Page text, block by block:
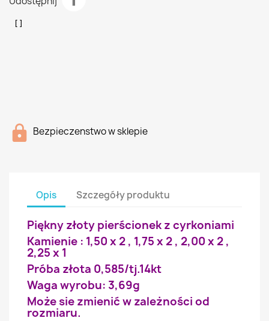
Bezpieczenstwo w sklepie
Opis Szczegóły produktu
Piękny złoty pierścionek z cyrkoniami
Kamienie : 1,50 x 2 , 1,75 x 2 , 2,00 x 2 ,
2,25 x 1
Próba złota 0,585/tj.14kt
Waga wyrobu: 3,69g
Może sie zmienić w zależności od
rozmiaru.